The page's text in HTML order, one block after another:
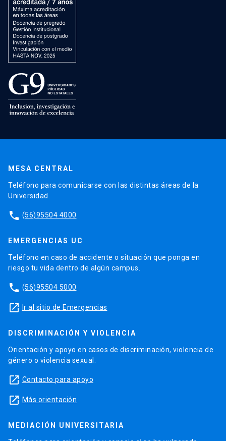
MESA CENTRAL
Teléfono para comunicarse con las distintas áreas de la
Universidad.
phone (56)95504 4000
EMERGENCIAS UC
Teléfono en caso de accidente o situación que ponga en
riesgo tu vida dentro de algún campus.
phone (56)95504 5000
launch Ir al sitio de Emergencias
DISCRIMINACIÓN Y VIOLENCIA
Orientación y apoyo en casos de discriminación, violencia de
género o violencia sexual.
launch Contacto para apoyo
launch Más orientación
MEDIACIÓN UNIVERSITARIA